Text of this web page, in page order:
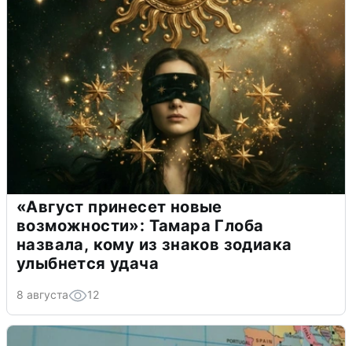
«Август принесет новые
возможности»: Тамара Глоба
назвала, кому из знаков зодиака
улыбнется удача
8 августа 12